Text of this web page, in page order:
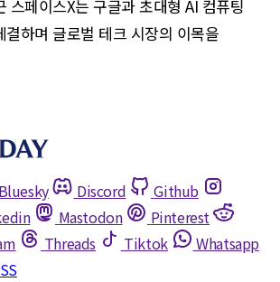
스페이스X는 구글과 초대형 AI 컴퓨팅
하며 글로벌 테크 시장의 이목을
Bluesky Discord
Github
Mastodon
Pinterest
Threads Tiktok
Whatsapp